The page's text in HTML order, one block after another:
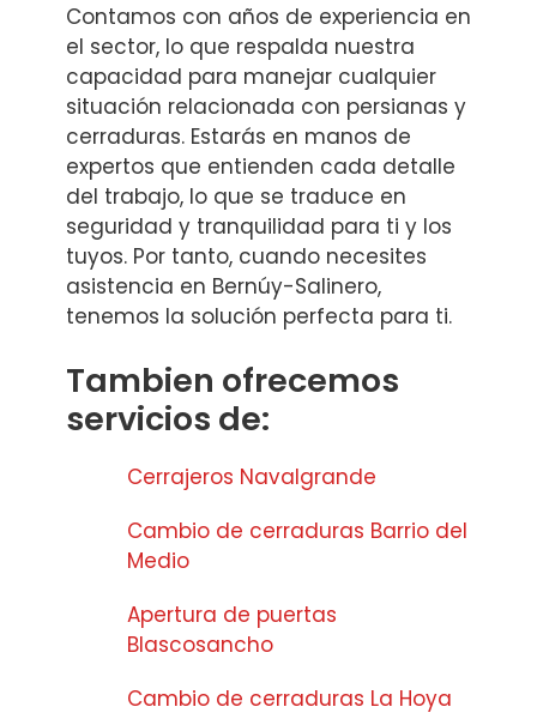
Contamos con años de experiencia en
el sector, lo que respalda nuestra
capacidad para manejar cualquier
situación relacionada con persianas y
cerraduras. Estarás en manos de
expertos que entienden cada detalle
del trabajo, lo que se traduce en
seguridad y tranquilidad para ti y los
tuyos. Por tanto, cuando necesites
asistencia en Bernúy-Salinero,
tenemos la solución perfecta para ti.
Tambien ofrecemos
servicios de:
Cerrajeros Navalgrande
Cambio de cerraduras Barrio del
Medio
Apertura de puertas
Blascosancho
Cambio de cerraduras La Hoya